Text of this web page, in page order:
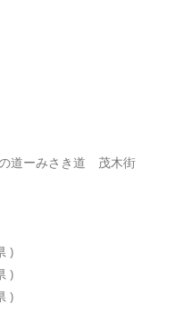
道ーみさき道 茂木街
)
)
)